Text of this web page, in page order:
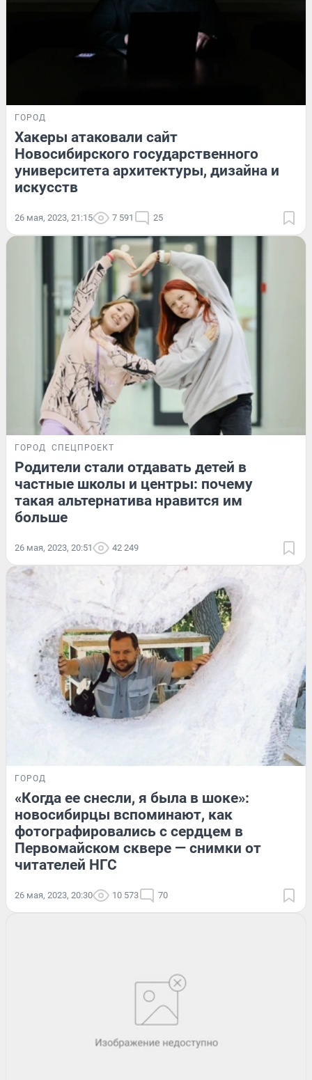
ГОРОД
Хакеры атаковали сайт
Новосибирского государственного
университета архитектуры, дизайна и
искусств
26 мая, 2023, 21:15 7 591 25
ГОРОД СПЕЦПРОЕКТ
Родители стали отдавать детей в
частные школы и центры: почему
такая альтернатива нравится им
больше
26 мая, 2023, 20:51 42 249
ГОРОД
«Когда ее снесли, я была в шоке»:
новосибирцы вспоминают, как
фотографировались с сердцем в
Первомайском сквере — снимки от
читателей НГС
26 мая, 2023, 20:30 10 573 70